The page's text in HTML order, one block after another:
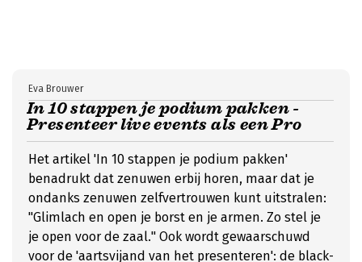
In 10 stappen je podium pakken -
Presenteer live events als een Pro
Eva Brouwer
Het artikel 'In 10 stappen je podium pakken'
benadrukt dat zenuwen erbij horen, maar dat je
ondanks zenuwen zelfvertrouwen kunt uitstralen:
"Glimlach en open je borst en je armen. Zo stel je
je open voor de zaal." Ook wordt gewaarschuwd
voor de 'aartsvijand van het presenteren': de black-